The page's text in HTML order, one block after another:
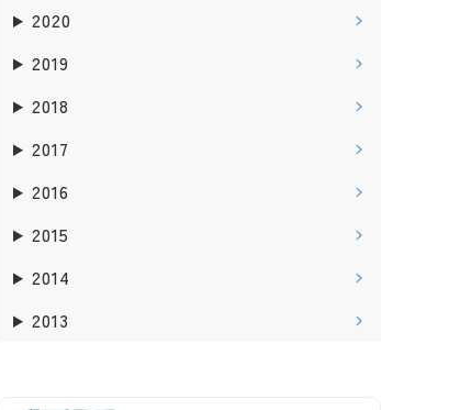
2020
2019
2018
2017
2016
2015
2014
2013